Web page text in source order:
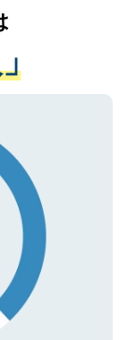
の厳密な
付与され
みです。
ださい。
況や紹介
バイスを
職をされ
可能です